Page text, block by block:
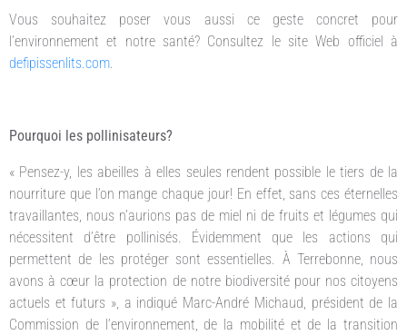
Vous souhaitez poser vous aussi ce geste concret pour
l’environnement et notre santé? Consultez le site Web officiel à
defipissenlits.com.
Pourquoi les pollinisateurs?
« Pensez-y, les abeilles à elles seules rendent possible le tiers de la
nourriture que l’on mange chaque jour! En effet, sans ces éternelles
travaillantes, nous n’aurions pas de miel ni de fruits et légumes qui
nécessitent d’être pollinisés. Évidemment que les actions qui
permettent de les protéger sont essentielles. À Terrebonne, nous
avons à cœur la protection de notre biodiversité pour nos citoyens
actuels et futurs », a indiqué Marc-André Michaud, président de la
Commission de l’environnement, de la mobilité et de la transition